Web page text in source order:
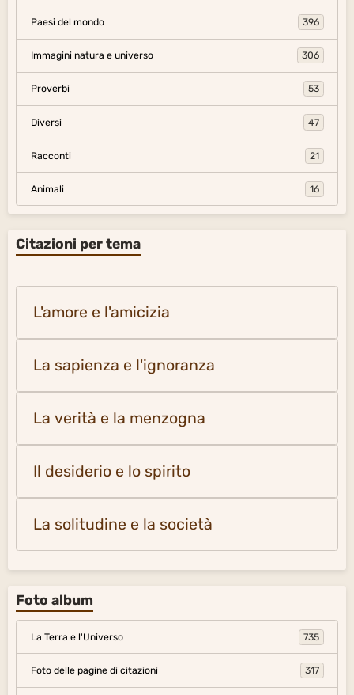
Paesi del mondo 396
Immagini natura e universo 306
Proverbi 53
Diversi 47
Racconti 21
Animali 16
Citazioni per tema
L'amore e l'amicizia
La sapienza e l'ignoranza
La verità e la menzogna
Il desiderio e lo spirito
La solitudine e la società
Foto album
La Terra e l'Universo 735
Foto delle pagine di citazioni 317